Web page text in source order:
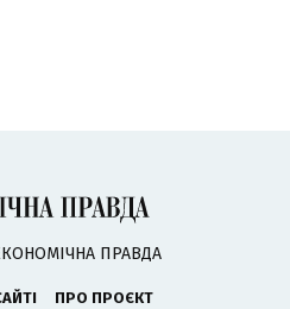
ПРАВДА
ПРО ПРОЄКТ